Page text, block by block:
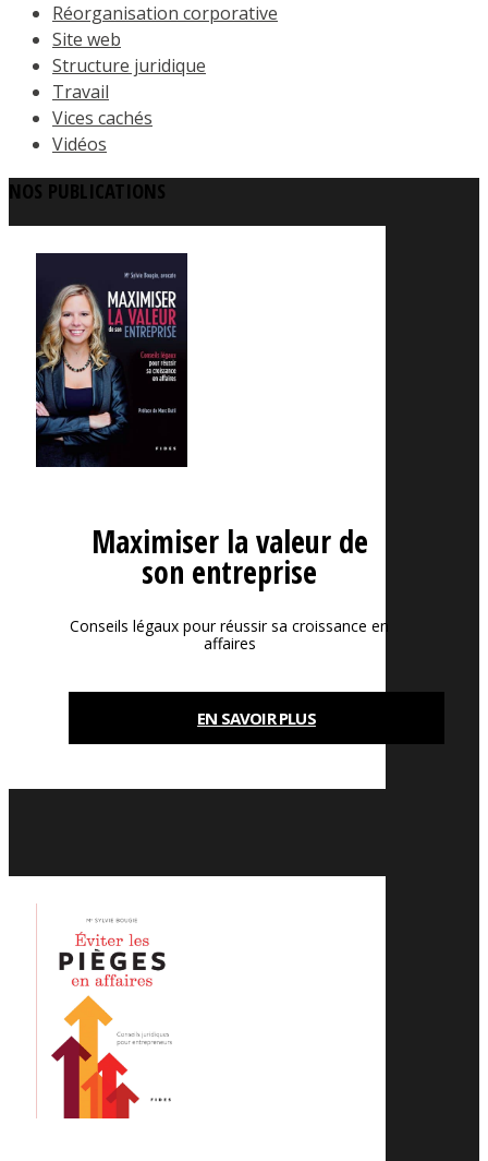
Réorganisation corporative
Site web
Structure juridique
Travail
Vices cachés
Vidéos
NOS PUBLICATIONS
Maximiser la valeur de
son entreprise
Conseils légaux pour réussir sa croissance en
affaires
EN SAVOIR PLUS